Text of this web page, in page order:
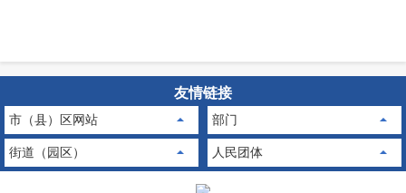
友情链接
市（县）区网站 部门
街道（园区） 人民团体